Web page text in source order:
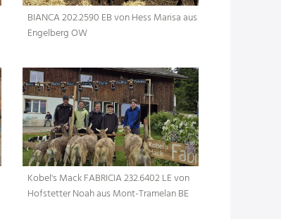
BIANCA 202.2590 EB von Hess Marisa aus
Engelberg OW
Kobel's Mack FABRICIA 232.6402 LE von
Hofstetter Noah aus Mont-Tramelan BE